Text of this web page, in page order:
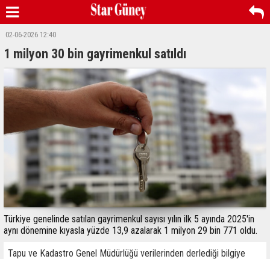
02-06-2026 12:40
1 milyon 30 bin gayrimenkul satıldı
Türkiye genelinde satılan gayrimenkul sayısı yılın ilk 5 ayında 2025'in
aynı dönemine kıyasla yüzde 13,9 azalarak 1 milyon 29 bin 771 oldu.
Tapu ve Kadastro Genel Müdürlüğü verilerinden derlediği bilgiye